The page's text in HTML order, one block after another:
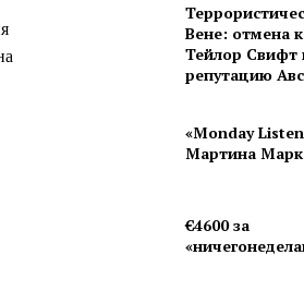
Вене: отмена
Тейлор Свифт
репутацию
«Monday
Мартина
€4600 за